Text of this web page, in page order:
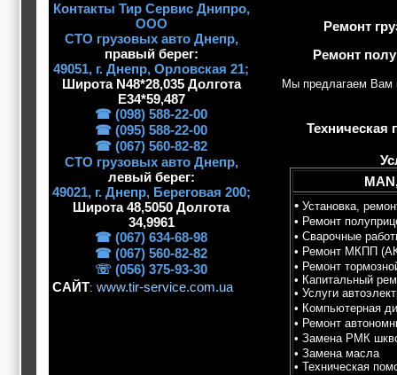
промышленность,
Развлечения и
активный отдых:
спортклубы, фитнес,
бильярд, боулинг,
кино, спорттовары,
Строительство и
ремонт: проектные
работы,
строительные и
отделочные
материалы,
строительные
машины и техника,
все для
коммуникаций
Туризм, отдых,
путешествия,
Контакты Тир Сервис Днипро,
ООО
СТО грузовых авто Днепр,
правый берег:
49051, г. Днeпp, Орловская 21;
Широта N48*28,035 Долгота
E34*59,487
☎ (098) 588-22-00
☎ (095) 588-22-00
☎ (067) 560-82-82
СТО грузовых авто Днепр,
левый берег:
49021, г. Днeпp, Береговая 200;
Широта 48,5050 Долгота
34,9961
☎ (067) 634-68-98
☎ (067) 560-82-82
☏ (056) 375-93-30
САЙТ: www.tir-service.com.ua
Ремонт
Ремонт
Мы предлагаем Вам
Техническая
• Установка,
• Ремонт
• Сварочные
• Ремонт МКПП
• Ремонт
• Капитальный
• Услуги
• Компьютерная
• Ремонт
• Замена РМК
• Замена масла
• Техническая